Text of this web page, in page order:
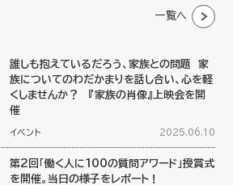
一覧へ
誰しも抱えているだろう、家族との問題 家
族についてのわだかまりを話し合い、心を軽
くしませんか？ 『家族の肖像』上映会を開
催
イベント 2025.06.10
第2回「働く人に100の質問アワード」授賞式
を開催。当日の様子をレポート！